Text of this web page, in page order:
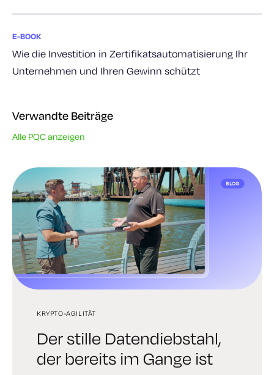
E-BOOK
Wie die Investition in Zertifikatsautomatisierung Ihr
Unternehmen und Ihren Gewinn schützt
Verwandte Beiträge
Alle PQC anzeigen
KRYPTO-AGILITÄT
Der stille Datendiebstahl,
der bereits im Gange ist
PQC
Post-Quantum-PKI: Ein
praktischer Leitfaden zur
PQC
Die nächste Ära des
digitalen Vertrauens wird